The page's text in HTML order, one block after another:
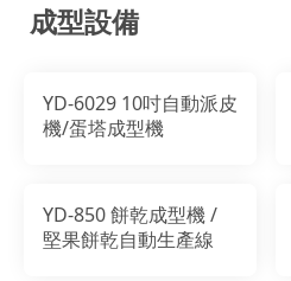
成型設備
YD-6029 10吋自動派皮
機/蛋塔成型機
YD-850 餅乾成型機 /
堅果餅乾自動生產線